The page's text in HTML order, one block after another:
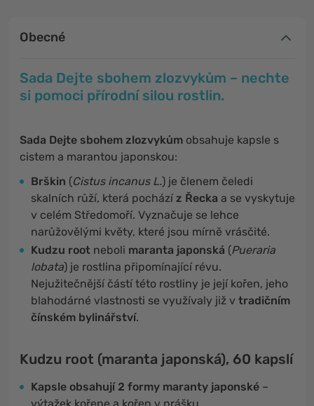
Obecné
Sada Dejte sbohem zlozvykům – nechte
si pomoci přírodní silou rostlin.
Sada Dejte sbohem zlozvykům obsahuje kapsle s
cistem a marantou japonskou:
Brškin (Cistus incanus L.) je členem čeledi
skalních růží, která pocházíz Řecka a se vyskytuje
v celém Středomoří. Vyznačuje se lehce
narůžovělými květy, které jsou mírně vrásčité.
Kudzu root neboli maranta japonská (Pueraria
lobata) je rostlina připomínající révu.
Nejužitečnější částí této rostliny je její kořen, jeho
blahodárné vlastnosti se využívaly již v tradičním
čínském bylinářství.
Kudzu root (maranta japonská), 60 kapslí
Kapsle obsahují 2 formy maranty japonské –